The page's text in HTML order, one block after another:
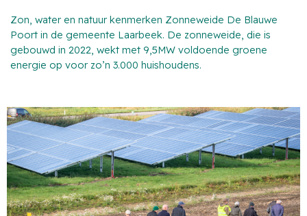
Zon, water en natuur kenmerken Zonneweide De Blauwe
Poort in de gemeente Laarbeek. De zonneweide, die is
gebouwd in 2022, wekt met 9,5MW voldoende groene
energie op voor zo’n 3.000 huishoudens.